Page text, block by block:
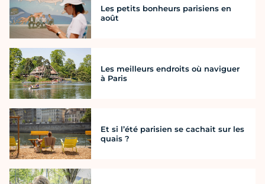
Les petits bonheurs parisiens en
août
Les meilleurs endroits où naviguer
à Paris
Et si l’été parisien se cachait sur les
quais ?